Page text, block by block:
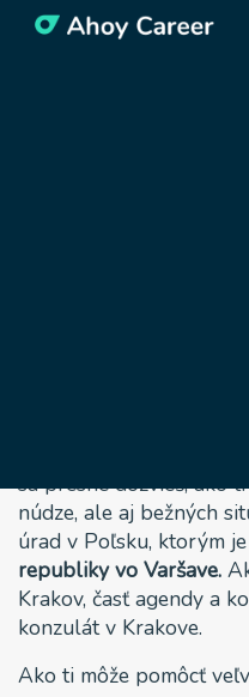
sa presne dozvieš, ako
núdze, ale aj bežných
úrad v Poľsku, ktorým je
republiky vo Varšave.
Krakov, časť agendy a
konzulát v Krakove.
Ako ti môže pomôcť